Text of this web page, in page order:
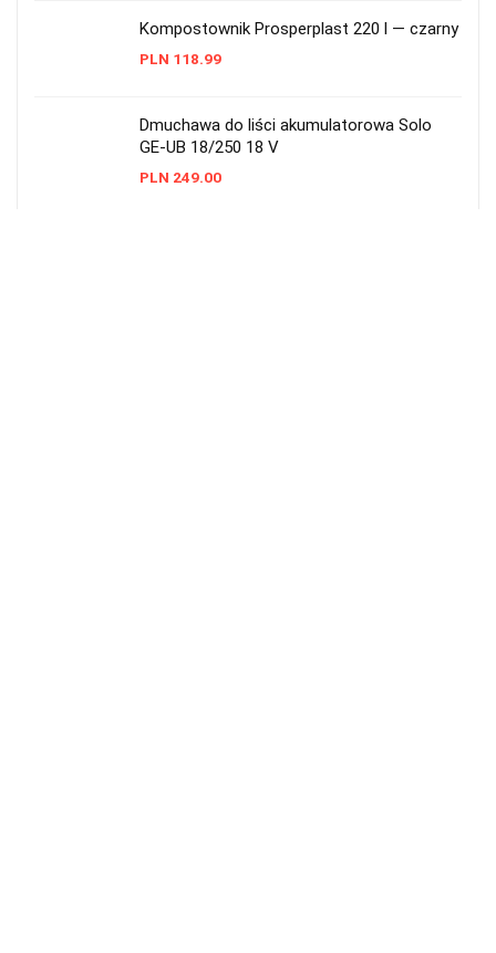
Kompostownik Prosperplast 220 l — czarny
PLN 118.99
Dmuchawa do liści akumulatorowa Solo
GE-UB 18/250 18 V
PLN 249.00